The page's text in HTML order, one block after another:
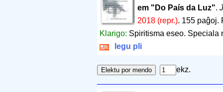
em "Do País da Luz".
2018 (repr.). 155 paĝoj.
Klarigo: Spiritisma eseo. Speciala
legu pli
ekz.